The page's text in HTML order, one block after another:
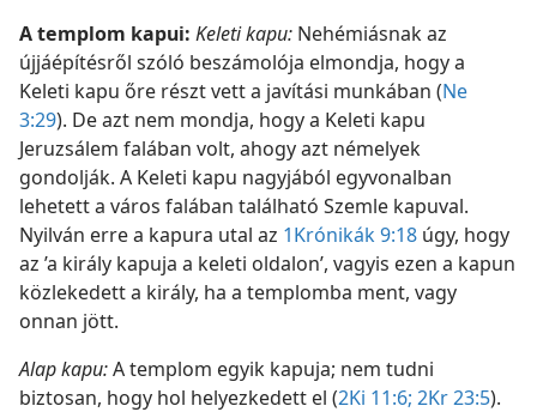
A templom kapui: Keleti kapu: Nehémiásnak az
újjáépítésről szóló beszámolója elmondja, hogy a
Keleti kapu őre részt vett a javítási munkában (Ne
3:29). De azt nem mondja, hogy a Keleti kapu
Jeruzsálem falában volt, ahogy azt némelyek
gondolják. A Keleti kapu nagyjából egyvonalban
lehetett a város falában található Szemle kapuval.
Nyilván erre a kapura utal az 1Krónikák 9:18 úgy, hogy
az ’a király kapuja a keleti oldalon’, vagyis ezen a kapun
közlekedett a király, ha a templomba ment, vagy
onnan jött.
Alap kapu:A templom egyik kapuja; nem tudni
biztosan, hogy hol helyezkedett el (2Ki 11:6; 2Kr 23:5).